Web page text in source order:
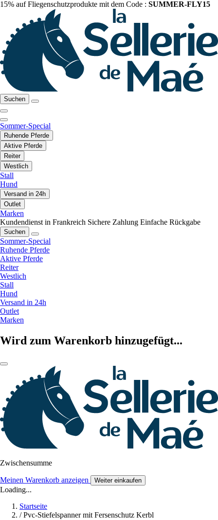
15% auf Fliegenschutzprodukte mit dem Code : SUMMER-FLY15
Suchen
Sommer-Special
Ruhende Pferde
Aktive Pferde
Reiter
Westlich
Stall
Hund
Versand in 24h
Outlet
Marken
Kundendienst in Frankreich Sichere Zahlung Einfache Rückgabe
Suchen
Sommer-Special
Ruhende Pferde
Aktive Pferde
Reiter
Westlich
Stall
Hund
Versand in 24h
Outlet
Marken
Wird zum Warenkorb hinzugefügt...
Zwischensumme
Meinen Warenkorb anzeigen Weiter einkaufen
Loading...
Startseite
/ Pvc-Stiefelspanner mit Fersenschutz Kerbl